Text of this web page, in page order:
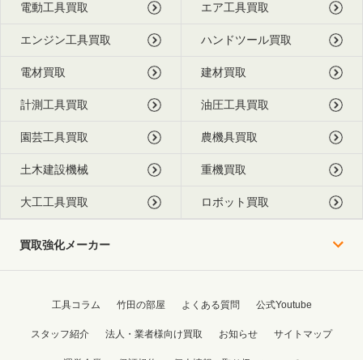
電動工具買取 エア工具買取
エンジン工具買取 ハンドツール買取
電材買取 建材買取
計測工具買取 油圧工具買取
園芸工具買取 農機具買取
土木建設機械 重機買取
大工工具買取 ロボット買取
買取強化メーカー
工具コラム 竹田の部屋 よくある質問 公式Youtube
スタッフ紹介 法人・業者様向け買取 お知らせ サイトマップ